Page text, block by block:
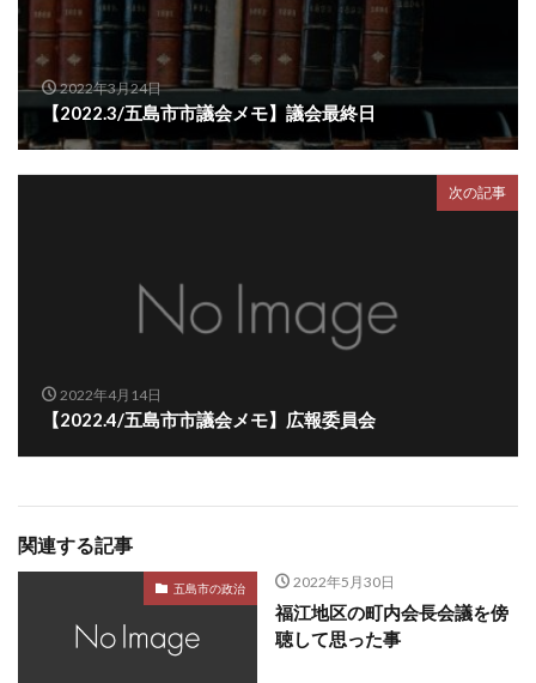
2022年3月24日
【2022.3/五島市市議会メモ】議会最終日
次の記事
2022年4月14日
【2022.4/五島市市議会メモ】広報委員会
関連する記事
五島市の政治 2022年5月30日
福江地区の町内会長会議を傍
聴して思った事